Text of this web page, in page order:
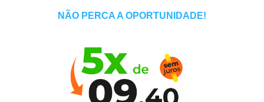
NÃO PERCA A OPORTUNIDADE!